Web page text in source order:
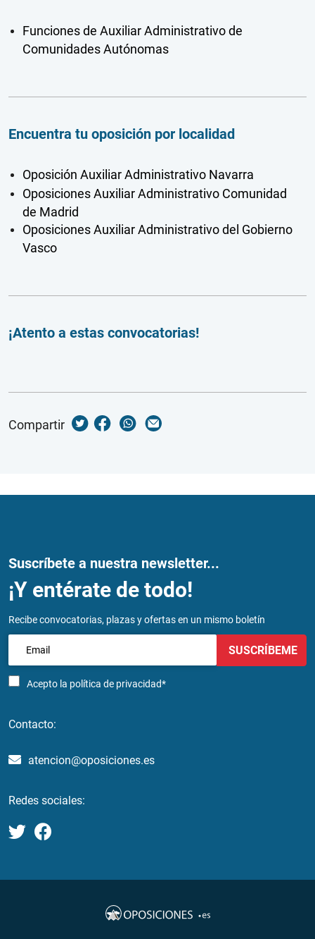
Funciones de Auxiliar Administrativo de
Comunidades Autónomas
Encuentra tu oposición por localidad
Oposición Auxiliar Administrativo Navarra
Oposiciones Auxiliar Administrativo Comunidad
de Madrid
Oposiciones Auxiliar Administrativo del Gobierno
Vasco
¡Atento a estas convocatorias!
Compartir
Suscríbete a nuestra newsletter...
¡Y entérate de todo!
Recibe convocatorias, plazas y ofertas en un mismo boletín
Acepto la política de privacidad*
SUSCRÍBEME
Contacto:
atencion@oposiciones.es
Redes sociales: